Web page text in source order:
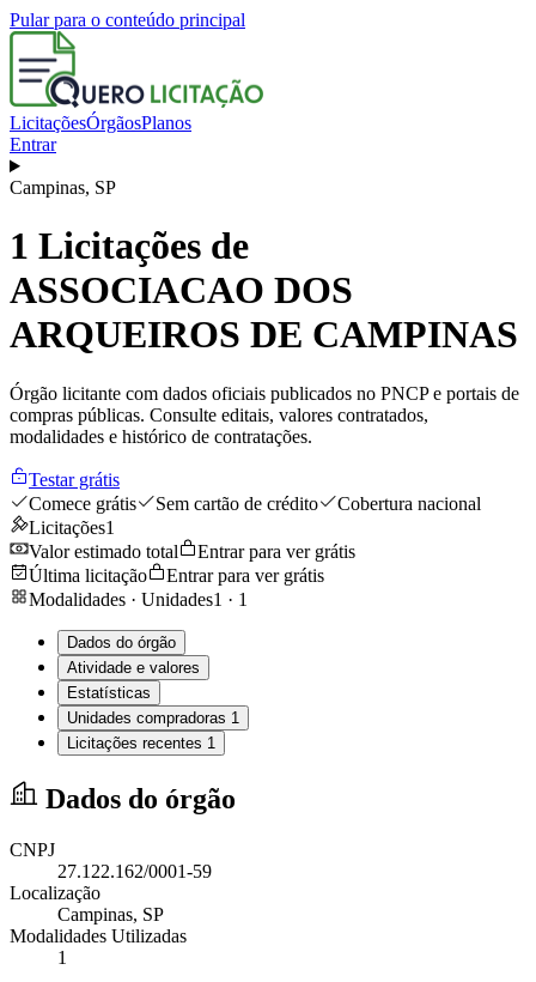
Pular para o conteúdo principal
LicitaçõesÓrgãosPlanos
Entrar
Campinas, SP
1 Licitações de
ASSOCIACAO DOS
ARQUEIROS DE CAMPINAS
Órgão licitante com dados oficiais publicados no PNCP e portais de
compras públicas. Consulte editais, valores contratados,
modalidades e histórico de contratações.
Testar grátis
Comece grátis
Sem cartão de crédito
Cobertura nacional
Licitações1
Valor estimado total
Entrar para ver grátis
Última licitação
Entrar para ver grátis
Modalidades · Unidades1 · 1
Dados do órgão
Atividade e valores
Estatísticas
Unidades compradoras 1
Licitações recentes 1
Dados do órgão
CNPJ
27.122.162/0001-59
Localização
Campinas, SP
Modalidades Utilizadas
1